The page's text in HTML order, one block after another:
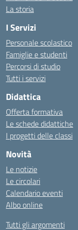
La storia
I Servizi
Personale scolastico
Famiglie e studenti
Percorsi di studio
Tutti i servizi
Didattica
Offerta formativa
Le schede didattiche
I progetti delle classi
Novità
Le notizie
Le circolari
Calendario eventi
Albo online
Tutti gli argomenti